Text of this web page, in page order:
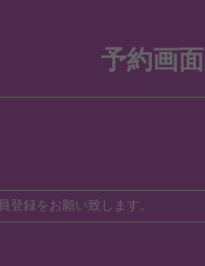
予約画面
登録をお願い致します。